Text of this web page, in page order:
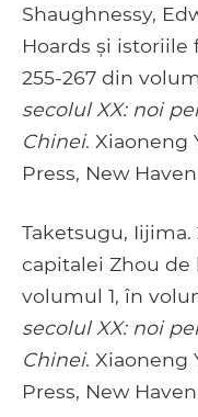
Shaughnessy,
Hoards și
255-267 din
secolul XX: noi
Chinei. Xiaoneng
Press, New
Taketsugu,
capitalei Zhou de
volumul 1, în
secolul XX: noi
Chinei. Xiaoneng
Press, New